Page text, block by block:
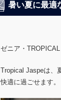
暑い夏に最適
ゼニア・
Tropical Jaspeは、
快適に過ごせます。